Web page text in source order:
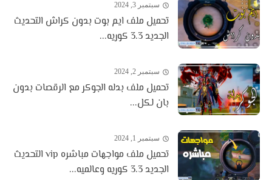
سبتمبر 3, 2024
تحميل ملف ايم بوت بدون كراش التحديث
الجديد 3.3 كوريه...
سبتمبر 2, 2024
تحميل ملف بدله الجوكر مع الرقصات بدون
بان لكل...
سبتمبر 1, 2024
تحميل ملف مواجهات مباشره vip التحديث
الجديد 3.3 كوريه وعالميه...